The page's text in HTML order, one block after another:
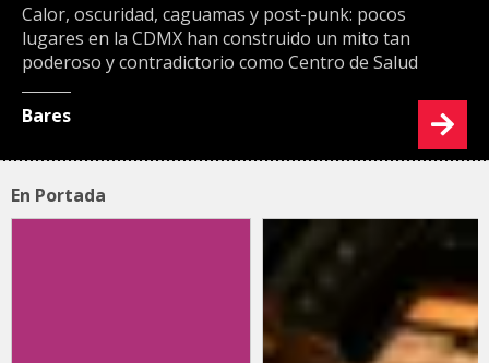
Calor, oscuridad, caguamas y post-punk: pocos
lugares en la CDMX han construido un mito tan
poderoso y contradictorio como Centro de Salud
Bares
En Portada